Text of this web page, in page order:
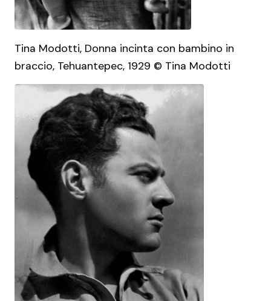
Tina Modotti, Donna incinta con bambino in
braccio, Tehuantepec, 1929 © Tina Modotti